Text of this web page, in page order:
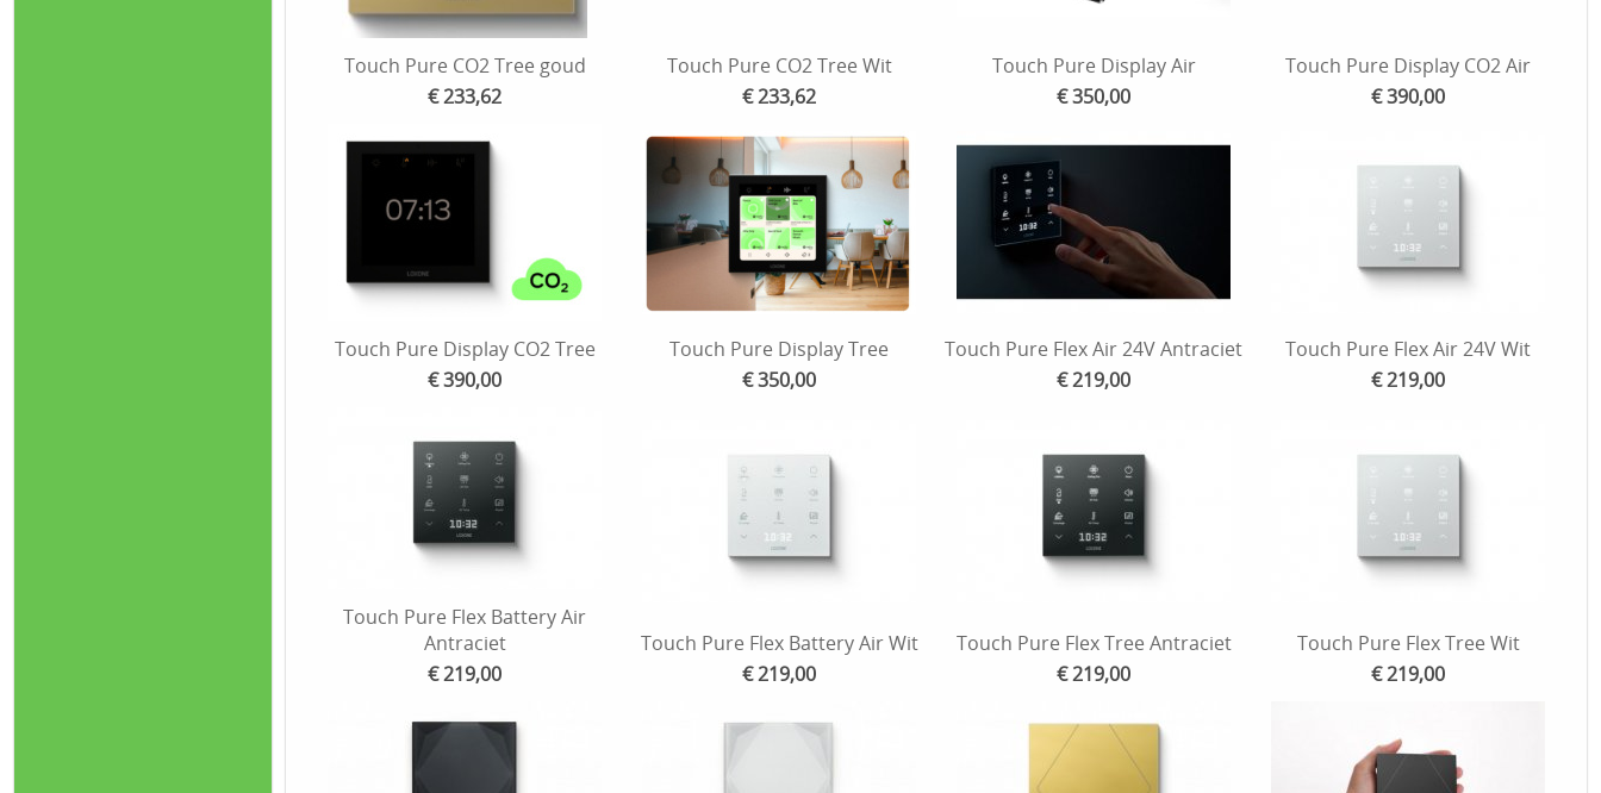
Touch Pure CO2 Tree goud
€ 233,62
Touch Pure CO2 Tree Wit
€ 233,62
Touch Pure Display Air
€ 350,00
Touch Pure Display CO2 Air
€ 390,00
Touch Pure Display CO2 Tree
€ 390,00
Touch Pure Display Tree
€ 350,00
Touch Pure Flex Air 24V Antraciet
€ 219,00
Touch Pure Flex Air 24V Wit
€ 219,00
Touch Pure Flex Battery Air
Antraciet
€ 219,00
Touch Pure Flex Battery Air Wit
€ 219,00
Touch Pure Flex Tree Antraciet
€ 219,00
Touch Pure Flex Tree Wit
€ 219,00